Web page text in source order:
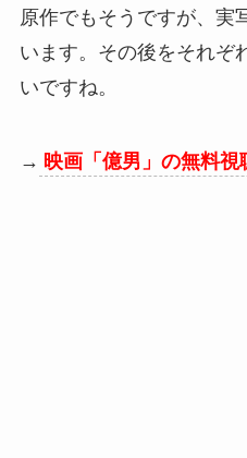
原作でもそうですが、実
います。その後をそれぞ
いですね。
→ 映画「億男」の無料視